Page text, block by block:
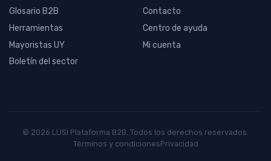
Glosario B2B
Herramientas
Mayoristas UY
Boletín del sector
Contacto
Centro de ayuda
Mi cuenta
© 2026 LUSI Plataforma B2B. Todos los derechos reservados.
Términos y condicionesPrivacidad